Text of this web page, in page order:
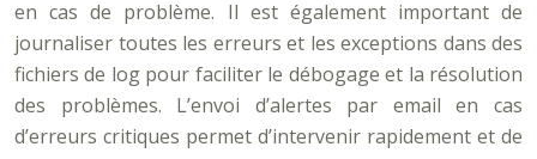
en cas de problème. Il est également important de
journaliser toutes les erreurs et les exceptions dans des
fichiers de log pour faciliter le débogage et la résolution
des problèmes. L’envoi d’alertes par email en cas
d’erreurs critiques permet d’intervenir rapidement et de